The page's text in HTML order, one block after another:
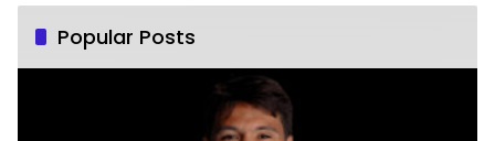
Popular Posts